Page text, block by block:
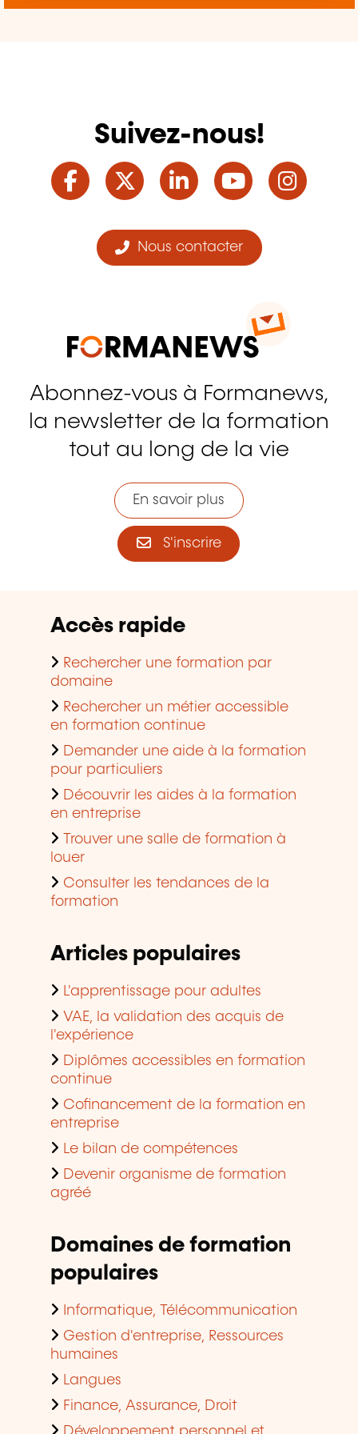
Suivez-nous!
Facebook
TwitterLinkedInYouTube
Nous contacter
Abonnez-vous à Formanews,
la newsletter de la formation
tout au long de la vie
En savoir plus
S'inscrire
Accès rapide
Rechercher une formation par
domaine
Rechercher un métier accessible
en formation continue
Demander une aide à la formation
pour particuliers
Découvrir les aides à la formation
en entreprise
Trouver une salle de formation à
louer
Consulter les tendances de la
formation
Articles populaires
L'apprentissage pour adultes
VAE, la validation des acquis de
l'expérience
Diplômes accessibles en formation
continue
Cofinancement de la formation en
entreprise
Le bilan de compétences
Devenir organisme de formation
agréé
Domaines de formation
populaires
Informatique, Télécommunication
Gestion d'entreprise, Ressources
humaines
Langues
Finance, Assurance, Droit